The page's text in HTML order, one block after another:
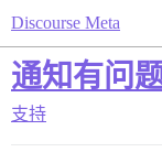
Discourse Meta
通知有问
支持